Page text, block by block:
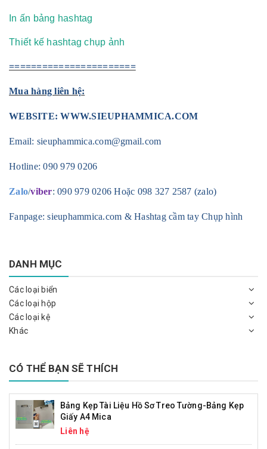
In ấn bảng hashtag
Thiết kế hashtag chụp ảnh
=======================
Mua hàng liên hệ:
WEBSITE:WWW.SIEUPHAMMICA.COM
Email: sieuphammica.com@gmail.com
Hotline:090 979 0206
Zalo/viber: 090 979 0206 Hoặc 098 327 2587 (zalo)
Fanpage: sieuphammica.com & Hashtag cầm tay Chụp hình
DANH MỤC
Các loại biển
Các loại hộp
Các loại kệ
Khác
CÓ THỂ BẠN SẼ THÍCH
Bảng Kẹp Tài Liệu Hồ Sơ Treo Tường-Bảng Kẹp
Giấy A4 Mica
Liên hệ